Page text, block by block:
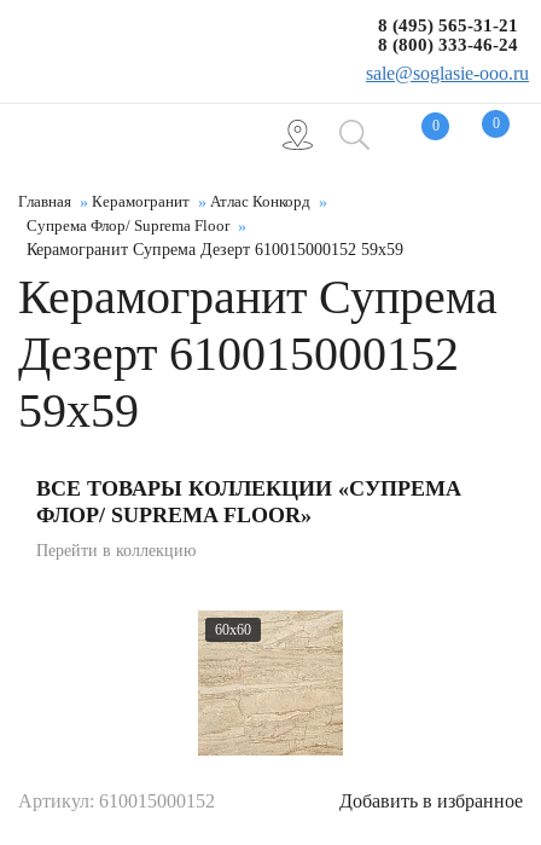
0 0
8 (495) 565-31-21
8 (800) 333-46-24
sale@soglasie-ooo.ru
Главная Керамогранит
Атлас Конкорд
Супрема Флор/ Suprema Floor
Керамогранит Супрема Дезерт 610015000152 59x59
Керамогранит Супрема
Дезерт 610015000152
59x59
ВСЕ ТОВАРЫ КОЛЛЕКЦИИ «СУПРЕМА
ФЛОР/ SUPREMA FLOOR»
Перейти в коллекцию
60x60
Артикул: 610015000152 Добавить в избранное